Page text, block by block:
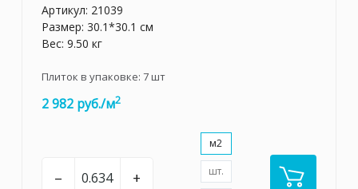
Артикул: 21039
Размер: 30.1*30.1 см
Вес: 9.50 кг
Плиток в упаковке: 7шт
2 982 руб./м2
– +
м2
шт.